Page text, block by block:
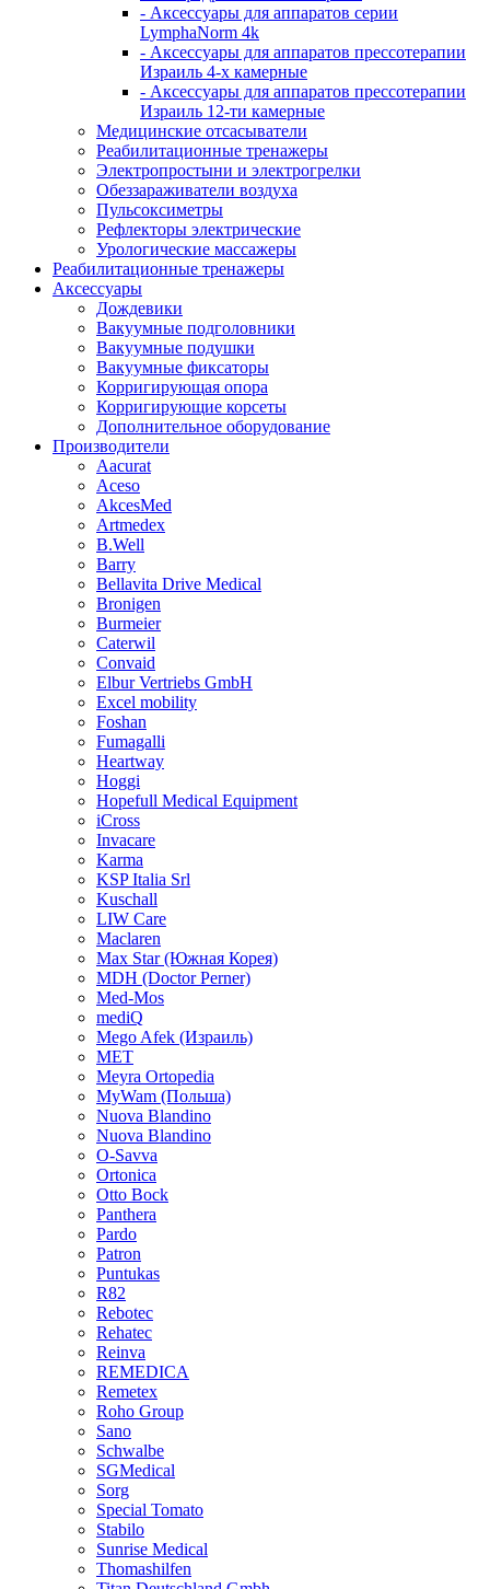
- Аксессуары для аппаратов серии
LymphaNorm 4k
- Аксессуары для аппаратов прессотерапии
Израиль 4-х камерные
- Аксессуары для аппаратов прессотерапии
Израиль 12-ти камерные
Медицинские отсасыватели
Реабилитационные тренажеры
Электропростыни и электрогрелки
Обеззараживатели воздуха
Пульсоксиметры
Рефлекторы электрические
Урологические массажеры
Реабилитационные тренажеры
Аксессуары
Дождевики
Вакуумные подголовники
Вакуумные подушки
Вакуумные фиксаторы
Корригирующая опора
Корригирующие корсеты
Дополнительное оборудование
Производители
Aacurat
Aceso
AkcesMed
Artmedex
B.Well
Barry
Bellavita Drive Medical
Bronigen
Burmeier
Caterwil
Convaid
Elbur Vertriebs GmbH
Excel mobility
Foshan
Fumagalli
Heartway
Hoggi
Hopefull Medical Equipment
iCross
Invacare
Karma
KSP Italia Srl
Kuschall
LIW Care
Maclaren
Max Star (Южная Корея)
MDH (Doctor Perner)
Med-Mos
mediQ
Mego Afek (Израиль)
MET
Meyra Ortopedia
MyWam (Польша)
Nuova Blandino
Nuova Blandino
O-Savva
Ortonica
Otto Bock
Panthera
Pardo
Patron
Puntukas
R82
Rebotec
Rehatec
Reinva
REMEDICA
Remetex
Roho Group
Sano
Schwalbe
SGMedical
Sorg
Special Tomato
Stabilo
Sunrise Medical
Thomashilfen